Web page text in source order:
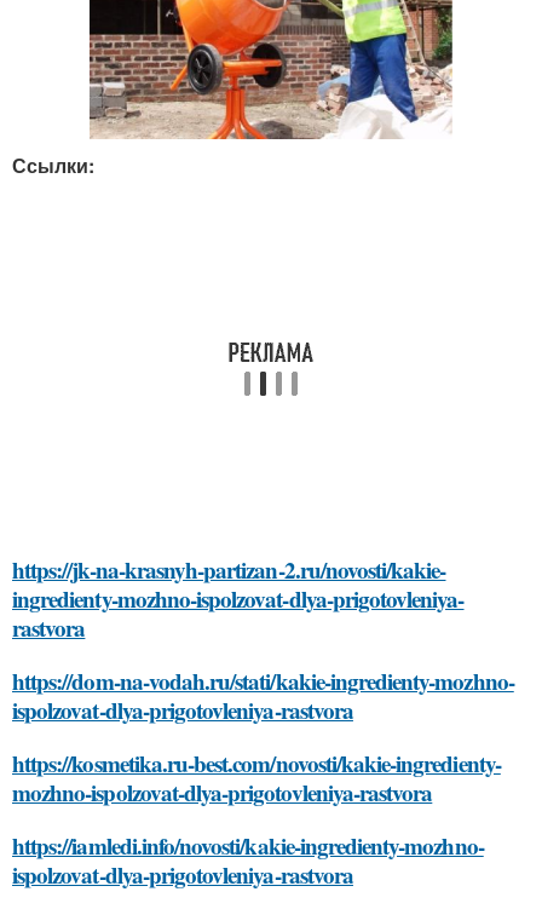
Ссылки:
https://jk-na-krasnyh-partizan-2.ru/novosti/kakie-
ingredienty-mozhno-ispolzovat-dlya-prigotovleniya-
rastvora
https://dom-na-vodah.ru/stati/kakie-ingredienty-mozhno-
ispolzovat-dlya-prigotovleniya-rastvora
https://kosmetika.ru-best.com/novosti/kakie-ingredienty-
mozhno-ispolzovat-dlya-prigotovleniya-rastvora
https://iamledi.info/novosti/kakie-ingredienty-mozhno-
ispolzovat-dlya-prigotovleniya-rastvora